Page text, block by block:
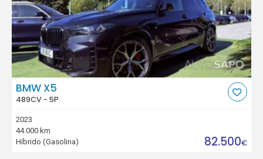
BMW X5
489CV - 5P
2023
44.000 km
Híbrido (Gasolina)
82.500€